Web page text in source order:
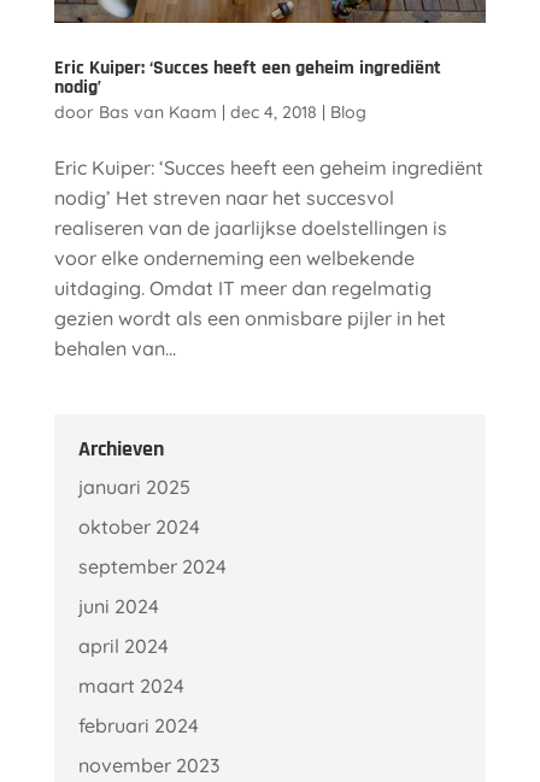
Eric Kuiper: ‘Succes heeft een geheim ingrediënt
nodig’
door Bas van Kaam | dec 4, 2018 | Blog
Eric Kuiper: ‘Succes heeft een geheim ingrediënt
nodig’ Het streven naar het succesvol
realiseren van de jaarlijkse doelstellingen is
voor elke onderneming een welbekende
uitdaging. Omdat IT meer dan regelmatig
gezien wordt als een onmisbare pijler in het
behalen van...
Archieven
januari 2025
oktober 2024
september 2024
juni 2024
april 2024
maart 2024
februari 2024
november 2023